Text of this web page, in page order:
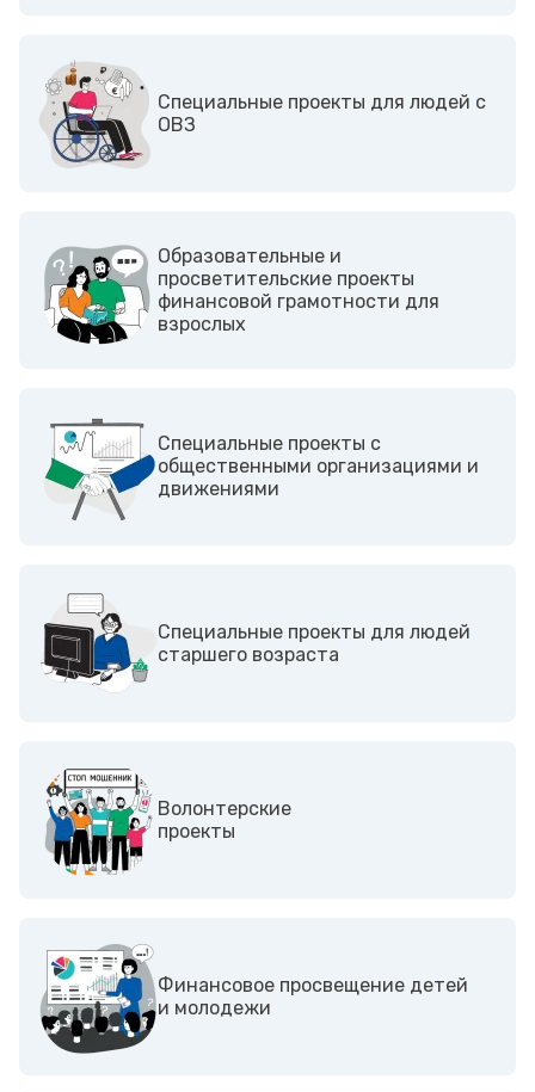
Cпециальные проекты для людей с
ОВЗ
Образовательные и
просветительские проекты
финансовой грамотности для
взрослых
Cпециальные проекты с
общественными организациями и
движениями
Специальные проекты для людей
старшего возраста
Волонтерские
проекты
Финансовое просвещение детей
и молодежи